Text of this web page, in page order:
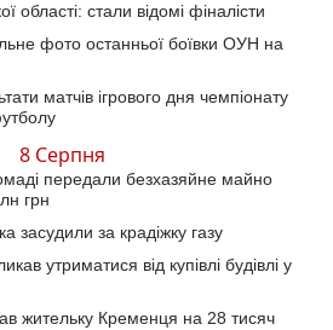
області: стали відомі фіналісти
фото останньої боївки ОУН на
матчів ігрового дня чемпіонату
8 Серпня
передали безхазяйне майно
грн
засудили за крадіжку газу
утриматися від купівлі будівлі у
жительку Кременця на 28 тисяч